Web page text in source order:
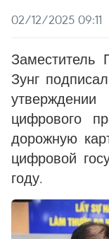
02/12/2025 09:11
Заместитель
Зунг
цифрового
дорожную
цифровой
году.